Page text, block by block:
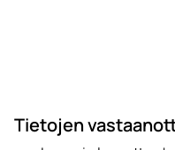
Tietojen